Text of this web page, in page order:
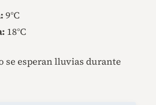
9°C
18°C
se esperan lluvias durante